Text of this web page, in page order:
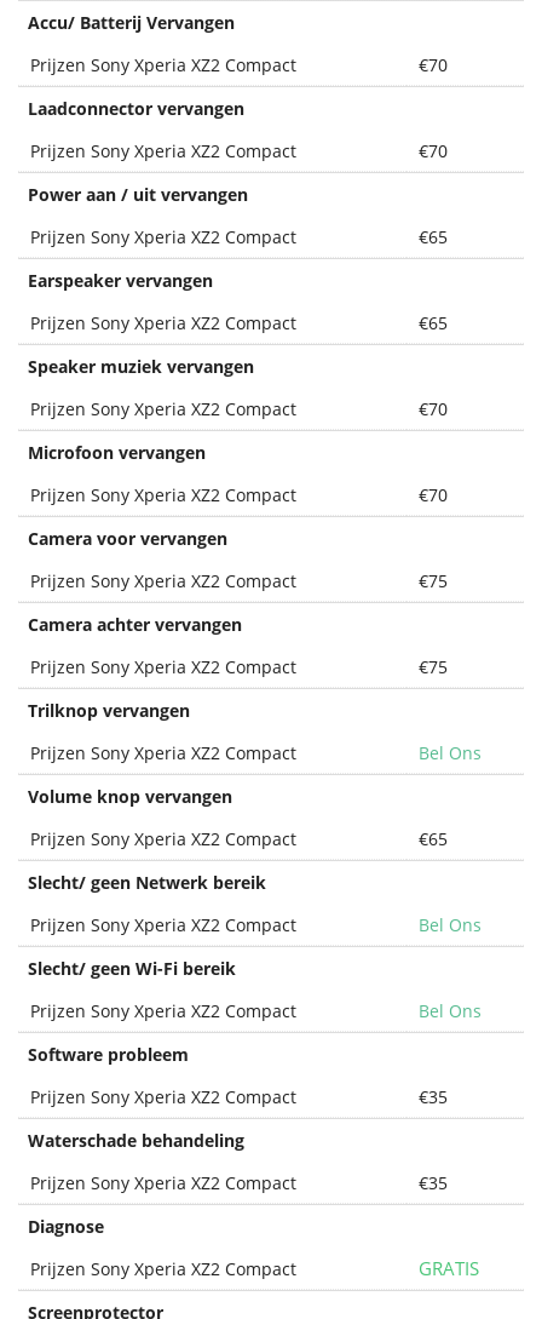
Accu/ Batterij Vervangen
Prijzen Sony Xperia XZ2 Compact
€70
Laadconnector vervangen
Prijzen Sony Xperia XZ2 Compact
€70
Power aan / uit vervangen
Prijzen Sony Xperia XZ2 Compact
€65
Earspeaker vervangen
Prijzen Sony Xperia XZ2 Compact
€65
Speaker muziek vervangen
Prijzen Sony Xperia XZ2 Compact
€70
Microfoon vervangen
Prijzen Sony Xperia XZ2 Compact
€70
Camera voor vervangen
Prijzen Sony Xperia XZ2 Compact
€75
Camera achter vervangen
Prijzen Sony Xperia XZ2 Compact
€75
Trilknop vervangen
Prijzen Sony Xperia XZ2 Compact
Bel Ons
Volume knop vervangen
Prijzen Sony Xperia XZ2 Compact
€65
Slecht/ geen Netwerk bereik
Prijzen Sony Xperia XZ2 Compact
Bel Ons
Slecht/ geen Wi-Fi bereik
Prijzen Sony Xperia XZ2 Compact
Bel Ons
Software probleem
Prijzen Sony Xperia XZ2 Compact
€35
Waterschade behandeling
Prijzen Sony Xperia XZ2 Compact
€35
Diagnose
Prijzen Sony Xperia XZ2 Compact
GRATIS
Screenprotector